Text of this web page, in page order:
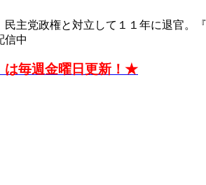
主党政権と対立して１１年に退官。
信中
毎週金曜日更新！★